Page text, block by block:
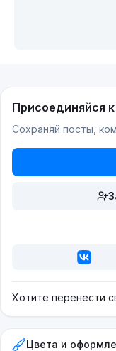
Присоединяйся
Сохраняй посты,
Хотите перенести
Цвета и